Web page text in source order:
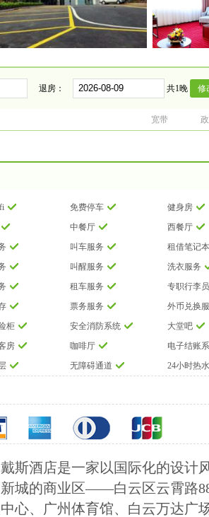
退房： 共1晚
宽带
免费停车
健身房
中餐厅
西餐厅
叫车服务
租借笔记
叫醒服务
洗衣服务
租车服务
专职行李员
票务服务
外币兑换
柜
安全消防系统
大堂吧
房
咖啡厅
电子结账
无障碍通道 24小时热水
斯酒店是一家以国际化的设计
城的商业区——白云区云霄路
心、广州体育馆、白云万达广